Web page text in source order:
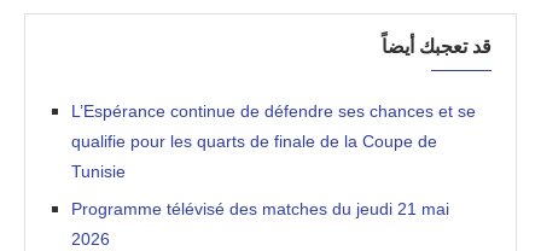
قد تعجبك أيضاً
L’Espérance continue de défendre ses chances et se
qualifie pour les quarts de finale de la Coupe de
Tunisie
Programme télévisé des matches du jeudi 21 mai
2026